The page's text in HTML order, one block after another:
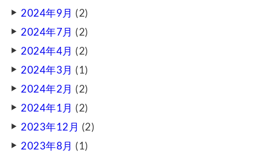
2024年9月 (2)
2024年7月 (2)
2024年4月 (2)
2024年3月 (1)
2024年2月 (2)
2024年1月 (2)
2023年12月 (2)
2023年8月 (1)